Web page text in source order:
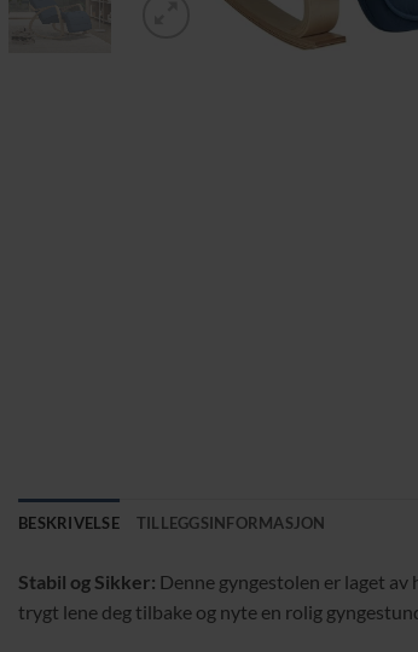
BESKRIVELSE TILLEGGSINFORMASJON
Stabil og Sikker: Denne gyngestolen er laget
trygt lene deg tilbake og nyte en rolig